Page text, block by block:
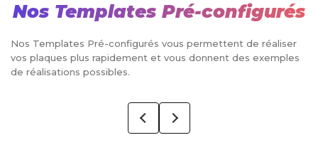
Nos Templates Pré-configurés
Nos Templates Pré-configurés vous permettent de réaliser
vos plaques plus rapidement et vous donnent des exemples
de réalisations possibles.